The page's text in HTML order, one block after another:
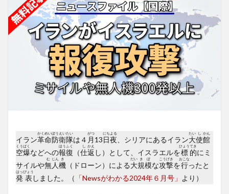
イラン革
かく
命
めい
防
ぼう
衛
えい
隊
たい
は４ 月
がつ
13日
にち
夜
よる
、シリアにあるイラン大
たい
使
し
館
かん
空
くう
爆
ばく
などへの報
ほう
復
ふく
（仕
し
返
かえ
し）として、イスラエルを標
ひょう
的
てき
にミ
サイルや無
む
人
じん
機
き
（ドローン）による大
だい
規
き
模
ぼ
な攻
こう
撃
げき
を行
おこな
ったと
発
はっ
表
ぴょう
しました。（ 「Newsがわかる2024年６月号」 より）